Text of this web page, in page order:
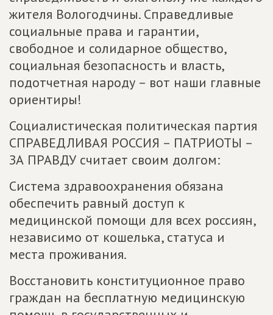
жителя Вологодчины. Справедливые
социальные права и гарантии,
свободное и солидарное общество,
социальная безопасность и власть,
подотчетная народу – вот наши главные
ориентиры!
Социалистическая политическая партия
СПРАВЕДЛИВАЯ РОССИЯ – ПАТРИОТЫ –
ЗА ПРАВДУ считает своим долгом:
Система здравоохранения обязана
обеспечить равный доступ к
медицинской помощи для всех россиян,
независимо от кошелька, статуса и
места проживания.
Восстановить конституционное право
граждан на бесплатную медицинскую